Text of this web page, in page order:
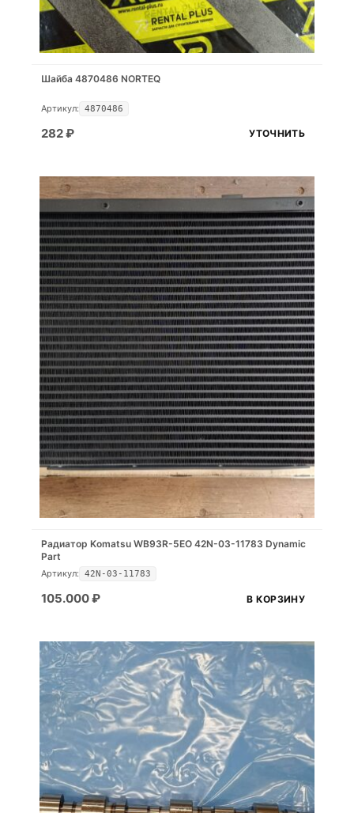
Шайба 4870486 NORTEQ
Артикул: 4870486
282₽ УТОЧНИТЬ
Радиатор Komatsu WB93R-5EO 42N-03-11783 Dynamic
Part
Артикул: 42N-03-11783
105.000₽ В КОРЗИНУ